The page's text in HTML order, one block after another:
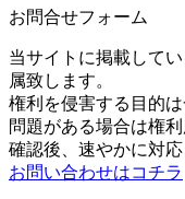
お問合せフォーム
当サイトに掲載して
属致します。
権利を侵害する目的
問題がある場合は権
確認後、速やかに対応
お問い合わせはコチラ